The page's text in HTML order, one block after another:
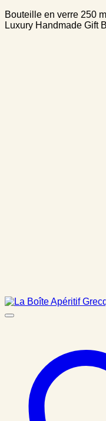
Bouteille en verre 250
Luxury Handmade Gift